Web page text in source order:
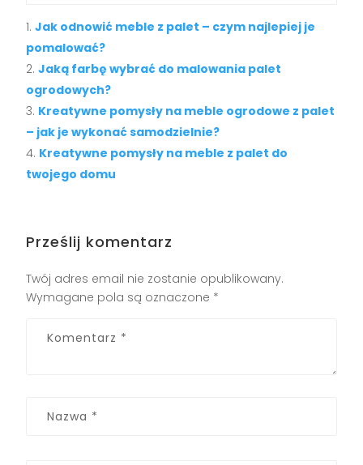
Jak odnowić meble z palet – czym najlepiej je
pomalować?
Jaką farbę wybrać do malowania palet
ogrodowych?
Kreatywne pomysły na meble ogrodowe z palet
– jak je wykonać samodzielnie?
Kreatywne pomysły na meble z palet do
twojego domu
Prześlij komentarz
Twój adres email nie zostanie opublikowany.
Wymagane pola są oznaczone *